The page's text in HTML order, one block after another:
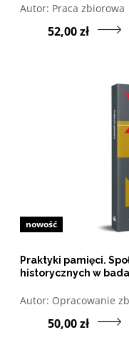
Autor: Otwórz w
Praca zbiorowa
52,00 zł
nowość
Praktyki pamięci.
historycznych w
Autor: Otwórz w
Opracowanie
50,00 zł